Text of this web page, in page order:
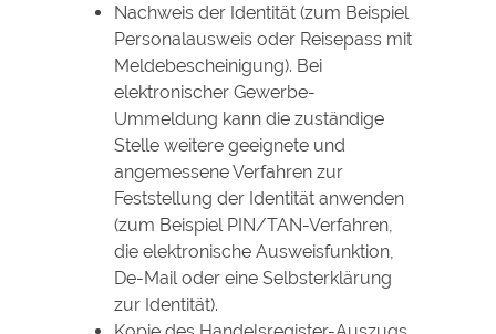
Nachweis der Identität (zum Beispiel
Personalausweis oder Reisepass mit
Meldebescheinigung). Bei
elektronischer Gewerbe-
Ummeldung kann die zuständige
Stelle weitere geeignete und
angemessene Verfahren zur
Feststellung der Identität anwenden
(zum Beispiel PIN/TAN-Verfahren,
die elektronische Ausweisfunktion,
De-Mail oder eine Selbsterklärung
zur Identität).